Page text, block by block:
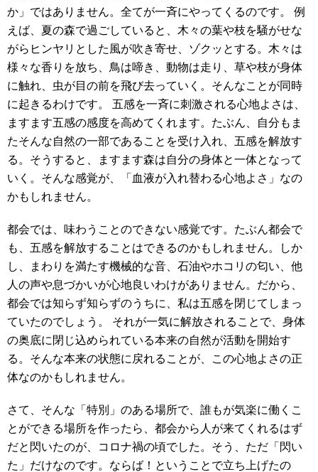
か」ではありません。全てが一斉にやってくるのです。 例
えば、夏の森で過ごしていると、木々の葉や枝を騒がせな
がらヒンヤリとした風が吹き寄せ、ゾクッとする。木々は
様々な香りを放ち、鳥は啼き、動物は走り、草や枝が身体
に触れ、虫が目の前を飛び去っていく。そんなことが同時
に起きるわけです。 五感を一斉に刺激される心地よさは、
ますます五感の感度を高めてくれます。たぶん、自分もま
たそんな自然の一部であることを受け入れ、五感を解放す
る。そうすると、ますます森は自分の身体と一体となって
いく。そんな感覚が、「血液が入れ替わる心地よさ」なの
かもしれません。
都会では、味わうことのできない感覚です。たぶん都会で
も、五感を解放することはできるのかもしれません。しか
し、まわりを満たす機械的な音、石油やホコリの匂い、他
人の声や息づかいが心地良いわけがありません。だから、
都会では知らず知らずのうちに、私は五感を閉じてしまっ
ていたのでしょう。 それが一気に解放されることで、身体
の奥底に閉じ込められている本来の自然が活動を開始す
る。そんな本来の状態に戻れることが、この心地よさの正
体なのかもしれません。
さて、そんな「特別」のある場所で、誰もが気楽に働くこ
とができる場所を作ったら、都会から人が来てくれるはず
だと閃いたのが、コロナ禍の頃でした。そう、ただ「閃い
た」だけなのです。ならば！ということで立ち上げたの